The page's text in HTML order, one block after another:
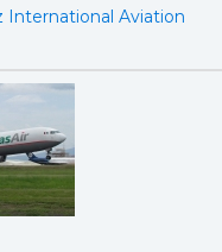
International Aviation